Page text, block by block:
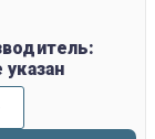
указан